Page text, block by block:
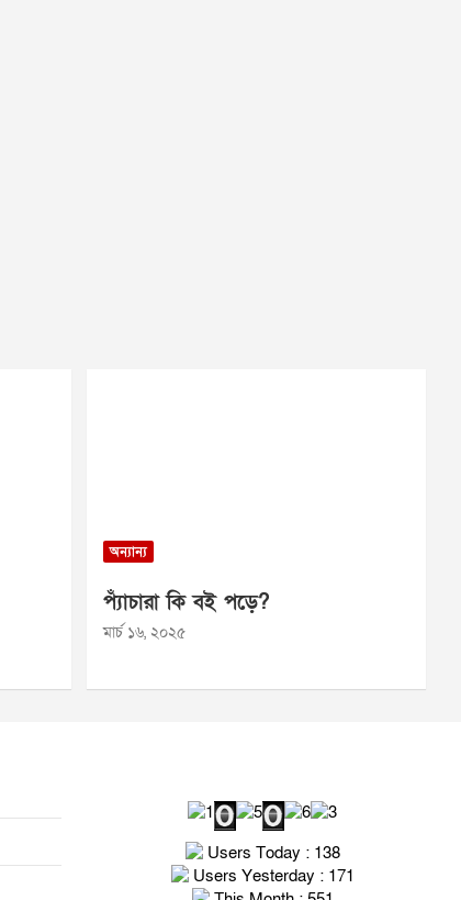
অন্যান্য
প্যাঁচারা কি বই পড়ে?
মার্চ ১৬, ২০২৫
Users Today : 138
Users Yesterday : 171